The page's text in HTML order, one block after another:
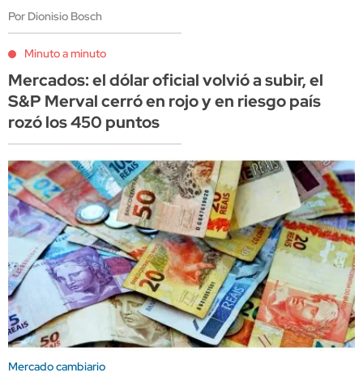
Por Dionisio Bosch
Minuto a minuto
Mercados: el dólar oficial volvió a subir, el
S&P Merval cerró en rojo y en riesgo país
rozó los 450 puntos
Mercado cambiario